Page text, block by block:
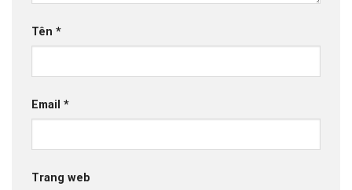
Tên *
Email *
Trang web